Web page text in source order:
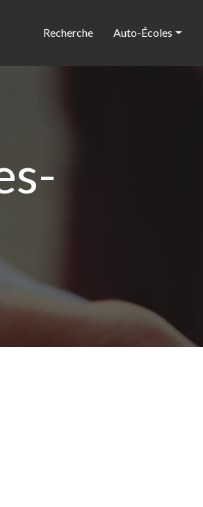
Recherche Auto-Écoles